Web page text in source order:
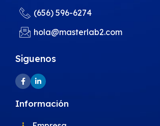
(656) 596-6274
hola@masterlab2.com
Siguenos
Información